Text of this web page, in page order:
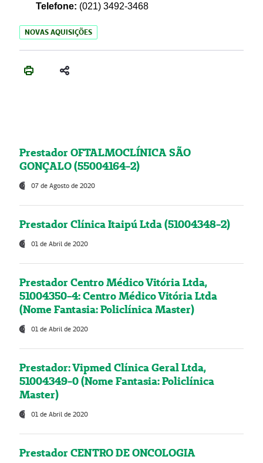
Telefone: (021) 3492-3468
NOVAS AQUISIÇÕES
Prestador OFTALMOCLÍNICA SÃO
GONÇALO (55004164-2)
07 de Agosto de 2020
Prestador Clínica Itaipú Ltda (51004348-2)
01 de Abril de 2020
Prestador Centro Médico Vitória Ltda,
51004350-4: Centro Médico Vitória Ltda
(Nome Fantasia: Policlínica Master)
01 de Abril de 2020
Prestador: Vipmed Clínica Geral Ltda,
51004349-0 (Nome Fantasia: Policlínica
Master)
01 de Abril de 2020
Prestador CENTRO DE ONCOLOGIA